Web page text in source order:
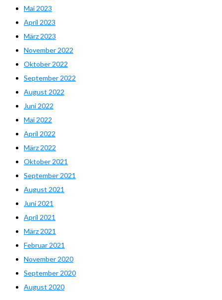
Mai 2023
April 2023
März 2023
November 2022
Oktober 2022
September 2022
August 2022
Juni 2022
Mai 2022
April 2022
März 2022
Oktober 2021
September 2021
August 2021
Juni 2021
April 2021
März 2021
Februar 2021
November 2020
September 2020
August 2020